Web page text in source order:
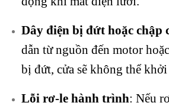
Dây điện bị đứt hoặc chập
dẫn từ nguồn đến motor
bị đứt, cửa sẽ không thể
Lỗi rơ-le hành trình: Nếu